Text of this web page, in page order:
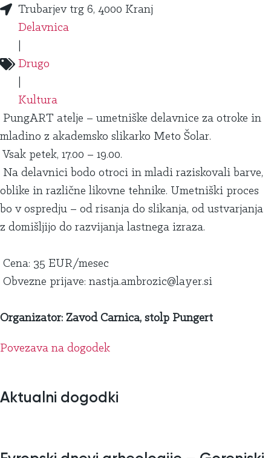
Trubarjev trg 6, 4000 Kranj
Delavnica
Drugo
Kultura
PungART atelje – umetniške delavnice za otroke in
mladino z akademsko slikarko Meto Šolar.
Vsak petek, 17.00 – 19.00.
Na delavnici bodo otroci in mladi raziskovali barve,
oblike in različne likovne tehnike. Umetniški proces
bo v ospredju – od risanja do slikanja, od ustvarjanja
z domišljijo do razvijanja lastnega izraza.
Cena: 35 EUR/mesec
Obvezne prijave: nastja.ambrozic@layer.si
Organizator: Zavod Carnica, stolp Pungert
Povezava na dogodek
Aktualni dogodki